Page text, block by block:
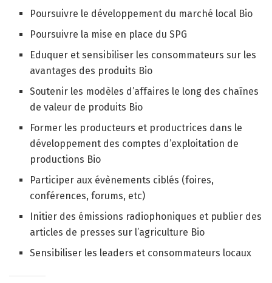
Poursuivre le développement du marché local Bio
Poursuivre la mise en place du SPG
Eduquer et sensibiliser les consommateurs sur les
avantages des produits Bio
Soutenir les modèles d’affaires le long des chaînes
de valeur de produits Bio
Former les producteurs et productrices dans le
développement des comptes d’exploitation de
productions Bio
Participer aux évènements ciblés (foires,
conférences, forums, etc)
Initier des émissions radiophoniques et publier des
articles de presses sur l’agriculture Bio
Sensibiliser les leaders et consommateurs locaux